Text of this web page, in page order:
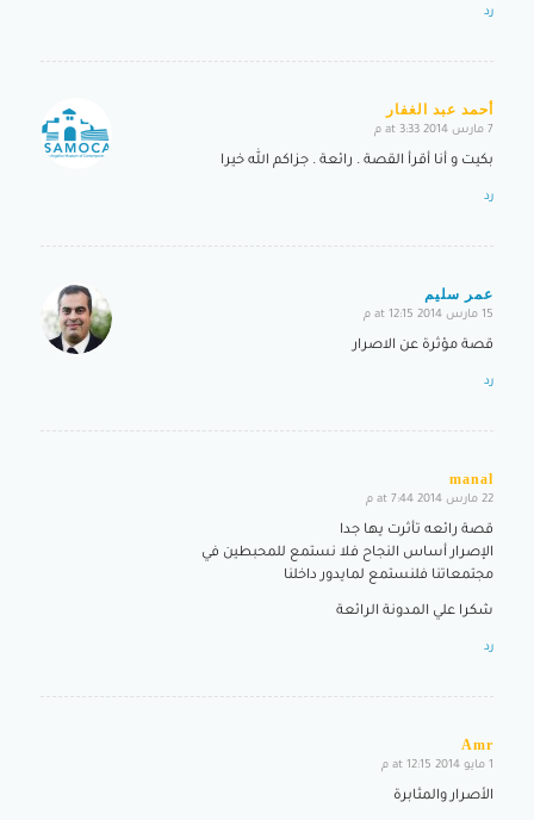
رد
أحمد عبد الغفار
says:
7 مارس 2014 at 3:33 م
بكيت و أنا أقرأ القصة . رائعة . جزاكم الله خيرا
رد
عمر سليم
says:
15 مارس 2014 at 12:15 م
قصة مؤثرة عن الاصرار
رد
manal
says:
22 مارس 2014 at 7:44 م
قصة رائعه تأثرت يها جدا
الإصرار أساس النجاح فلا نستمع للمحبطين في
مجتمعاتنا فلنستمع لمايدور داخلنا
شكرا علي المدونة الرائعة
رد
Amr
says:
1 مايو 2014 at 12:15 م
الأصرار والمثابرة